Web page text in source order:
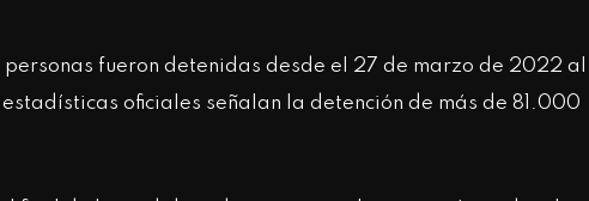
fueron detenidas desde el 27 de marzo de 2022 al
oficiales señalan la detención de más de 81.000